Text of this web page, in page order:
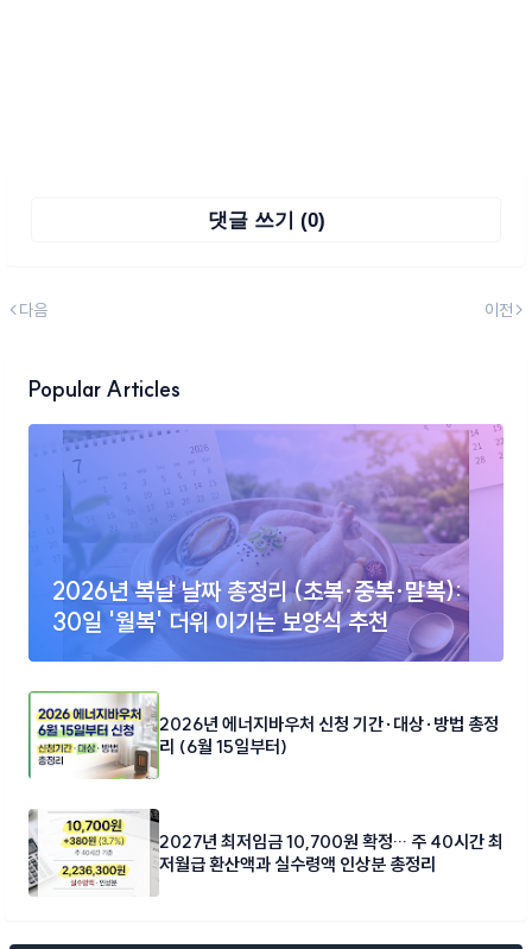
댓글 쓰기 (0)
다음 이전
Popular Articles
2026년 복날 날짜 총정리 (초복·중복·말복):
30일 '월복' 더위 이기는 보양식 추천
2026년 에너지바우처 신청 기간·대상·방법 총정
리 (6월 15일부터)
2027년 최저임금 10,700원 확정… 주 40시간 최
저월급 환산액과 실수령액 인상분 총정리